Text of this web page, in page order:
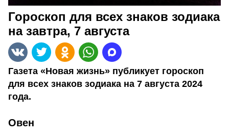
Гороскоп для всех знаков зодиака
на завтра, 7 августа
Газета «Новая жизнь» публикует гороскоп
для всех знаков зодиака на 7 августа 2024
года.
Овен